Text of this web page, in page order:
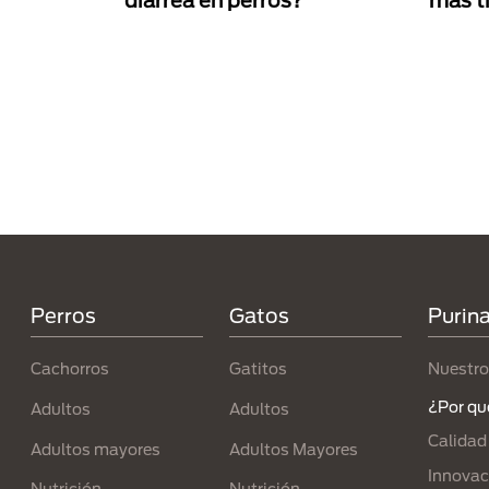
Perros
Cachorros
Adultos
Adultos mayores
Gatos
Gatitos
Adultos
Adultos Mayores
¿Por
Calidad